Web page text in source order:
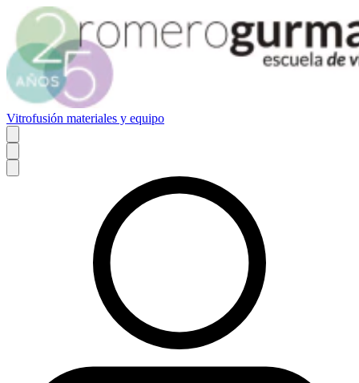
Vitrofusión materiales y equipo